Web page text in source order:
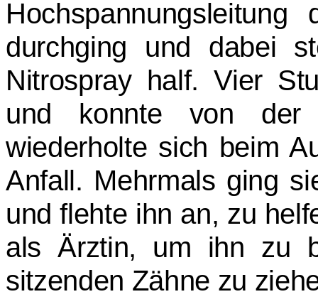
durchging und dabei
Nitrospray half. Vier
und konnte von der
wiederholte sich beim
Anfall. Mehrmals ging
und flehte ihn an, zu
als Ärztin, um ihn zu
sitzenden Zähne zu